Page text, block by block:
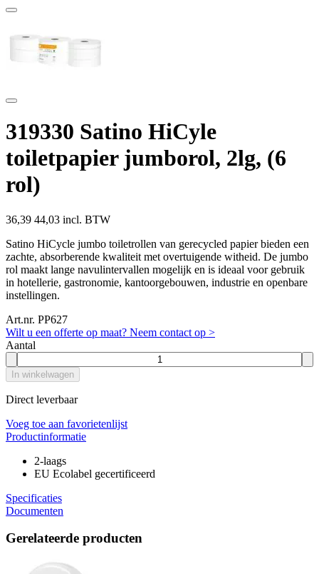
319330 Satino HiCyle
toiletpapier jumborol, 2lg, (6
rol)
36,39 44,03 incl. BTW
Satino HiCycle jumbo toiletrollen van gerecycled papier bieden een
zachte, absorberende kwaliteit met overtuigende witheid. De jumbo
rol maakt lange navulintervallen mogelijk en is ideaal voor gebruik
in hotellerie, gastronomie, kantoorgebouwen, industrie en openbare
instellingen.
Art.nr. PP627
Wilt u een offerte op maat? Neem contact op >
Aantal
In winkelwagen
Direct leverbaar
Voeg toe aan favorietenlijst
Productinformatie
2-laags
EU Ecolabel gecertificeerd
Specificaties
Documenten
Gerelateerde producten